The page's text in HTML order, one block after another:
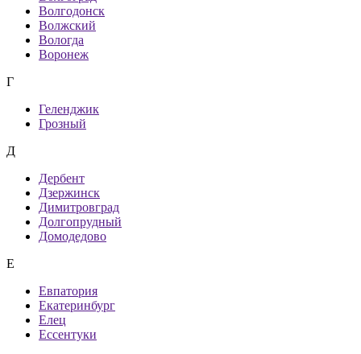
Волгодонск
Волжский
Вологда
Воронеж
Г
Геленджик
Грозный
Д
Дербент
Дзержинск
Димитровград
Долгопрудный
Домодедово
Е
Евпатория
Екатеринбург
Елец
Ессентуки